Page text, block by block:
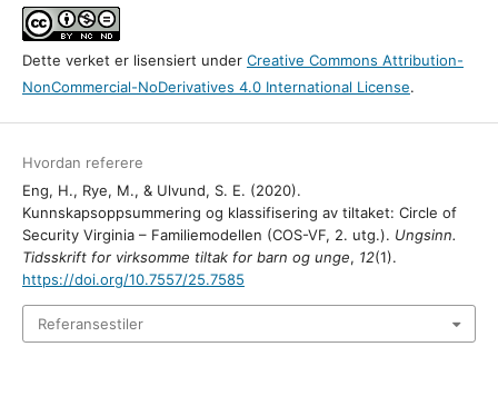
Dette verket er lisensiert under Creative Commons Attribution-
NonCommercial-NoDerivatives 4.0 International License.
Hvordan referere
Eng, H., Rye, M., & Ulvund, S. E. (2020).
Kunnskapsoppsummering og klassifisering av tiltaket: Circle of
Security Virginia – Familiemodellen (COS-VF, 2. utg.). Ungsinn.
Tidsskrift for virksomme tiltak for barn og unge, 12(1).
https://doi.org/10.7557/25.7585
Referansestiler